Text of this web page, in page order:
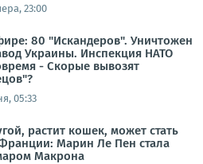
23:00
80 "Искандеров". Уничтожен
Украины. Инспекция НАТО
- Скорые вывозят
05:33
растит кошек, может стать
Марин Ле Пен стала
Макрона